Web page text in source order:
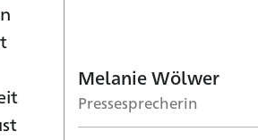
Melanie Wölwer
Pressesprecherin